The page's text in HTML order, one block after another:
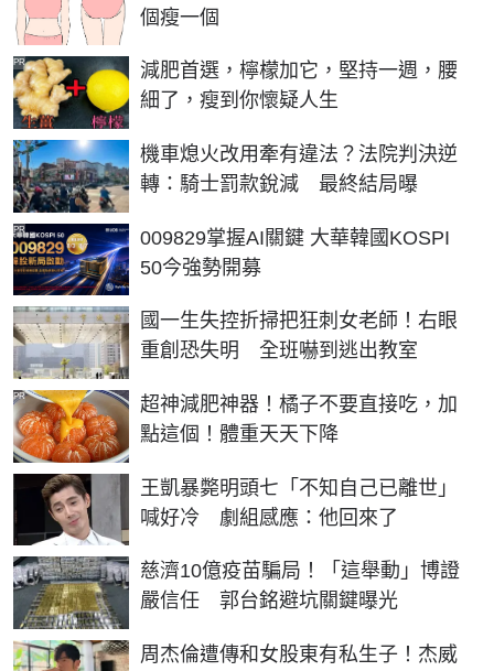
個瘦一個
減肥首選，檸檬加它，堅持一週，腰
細了，瘦到你懷疑人生
PR
機車熄火改用牽有違法？法院判決逆
轉：騎士罰款銳減 最終結局曝
009829掌握AI關鍵 大華韓國KOSPI
50今強勢開募
PR
國一生失控折掃把狂刺女老師！右眼
重創恐失明 全班嚇到逃出教室
超神減肥神器！橘子不要直接吃，加
點這個！體重天天下降
PR
王凱暴斃明頭七「不知自己已離世」
喊好冷 劇組感應：他回來了
慈濟10億疫苗騙局！「這舉動」博證
嚴信任 郭台銘避坑關鍵曝光
周杰倫遭傳和女股東有私生子！杰威